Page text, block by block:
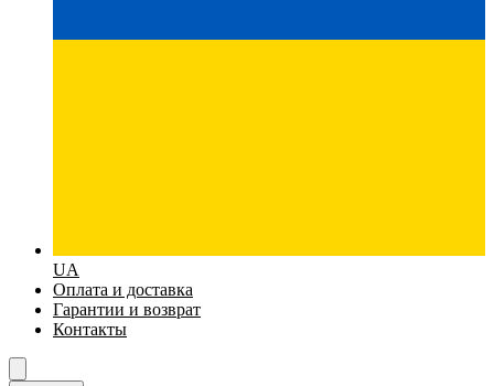
UA
Оплата и доставка
Гарантии и возврат
Контакты